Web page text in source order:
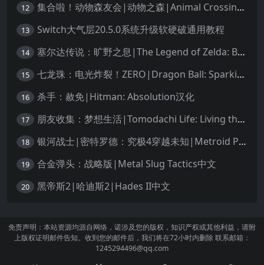
12 集合啦！动物森友会|动物之森|Animal Crossing: New Horizons中文
13 Switch大气层20.5.0系统升级软硬破通用教程
14 塞尔达传说：旷野之息|The Legend of Zelda: Breath of the Wild中文
15 七龙珠：电光炸裂！ZERO|Dragon Ball: Sparking! Zero中文
16 杀手：赦免|Hitman: Absolution汉化
17 朋友收集：梦想生活|Tomodachi Life: Living the Dream中文
18 银河战士|密特罗德：究极4穿越未知|Metroid Prime 4: Beyond中文
19 合金弹头：战略版|Metal Slug Tactics中文
20 黑帝斯2|哈迪斯2|Hades II中文
免责声明：本站资源均源自网络，诺涉及您的版权，知识产权或其他利益，请附
上版权证明邮件告知。收到您的邮件后，我们将在72小时内删除 联系邮箱：
1245294496@qq.com